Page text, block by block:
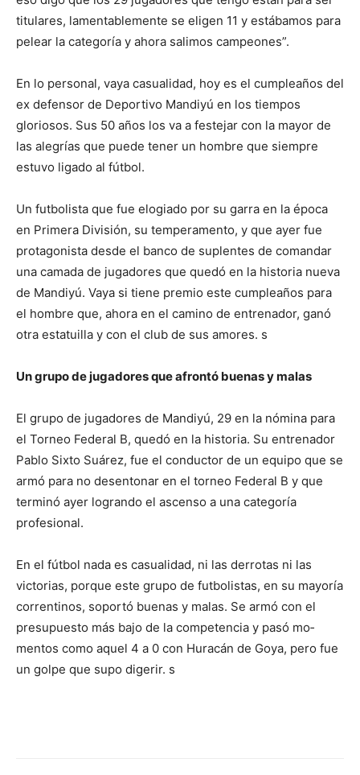
titulares, la­mentablemente se eligen 11 y estábamos para
pelear la categoría y ahora salimos campeones”.
En lo personal, vaya ca­sualidad, hoy es el cum­pleaños del
ex defensor de Deportivo Mandiyú en los tiempos
gloriosos. Sus 50 años los va a festejar con la mayor de
las alegrías que puede tener un hombre que siempre
estuvo ligado al fútbol.
Un futbolista que fue elogiado por su garra en la época
en Primera División, su temperamento, y que ayer fue
protagonista des­de el banco de suplentes de comandar
una camada de jugadores que quedó en la historia nueva
de Mandiyú. Vaya si tiene premio este cumpleaños para
el hombre que, ahora en el camino de entrenador, ganó
otra es­tatuilla y con el club de sus amores. s
Un grupo de jugadores que afrontó buenas y malas
El grupo de jugadores de Mandiyú, 29 en la nómina para
el Torneo Federal B, quedó en la historia. Su entre­nador
Pablo Sixto Suárez, fue el conductor de un equipo que se
armó para no desentonar en el torneo Federal B y que
terminó ayer logrando el ascenso a una categoría
profesional.
En el fútbol nada es casualidad, ni las derrotas ni las
victorias, porque este grupo de futbolistas, en su mayo­ría
correntinos, soportó buenas y malas. Se armó con el
presupuesto más bajo de la competencia y pasó mo­
mentos como aquel 4 a 0 con Huracán de Goya, pero fue
un golpe que supo digerir. s